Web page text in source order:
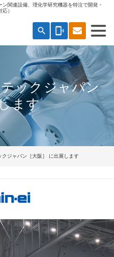
関連設備、理化学研究機器を特注で開発・
）
search phonelink_ring
ックジャパン
ます
ジャパン［大阪］ に出展します